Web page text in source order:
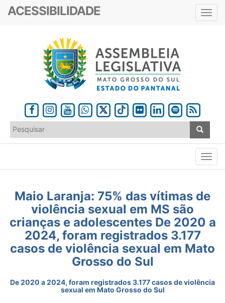
ACESSIBILIDADE
Maio Laranja: 75% das vítimas de
violência sexual em MS são
crianças e adolescentes De 2020 a
2024, foram registrados 3.177
casos de violência sexual em Mato
Grosso do Sul
De 2020 a 2024, foram registrados 3.177 casos de violência
sexual em Mato Grosso do Sul